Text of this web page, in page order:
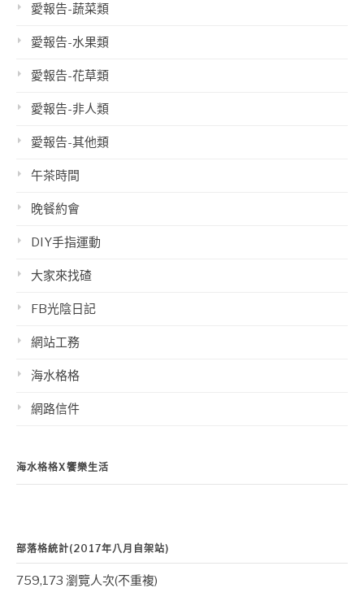
愛報告-蔬菜類
愛報告-水果類
愛報告-花草類
愛報告-非人類
愛報告-其他類
午茶時間
晚餐約會
DIY手指運動
大家來找碴
FB光陰日記
網站工務
海水格格
網路信件
海水格格X饗樂生活
部落格統計(2017年八月自架站)
759,173 瀏覽人次(不重複)